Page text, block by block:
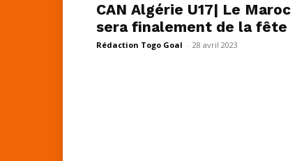
CAN Algérie U17| Le Maroc
sera finalement de la fête
Rédaction Togo Goal - 28 avril 2023